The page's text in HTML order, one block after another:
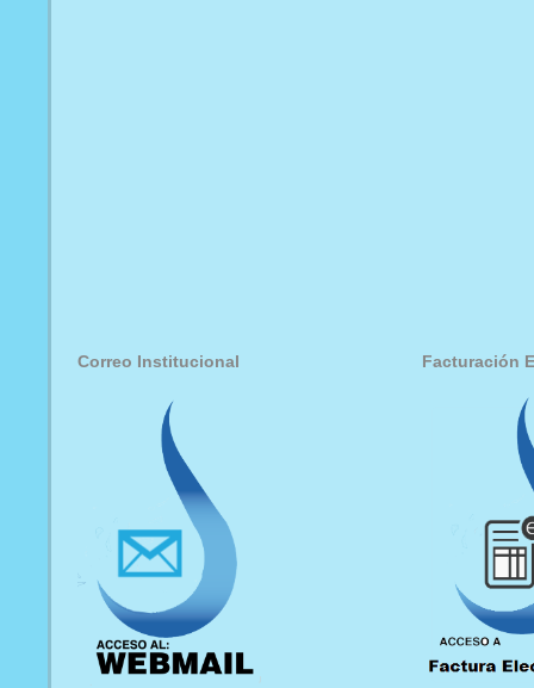
Correo Institucional Facturación